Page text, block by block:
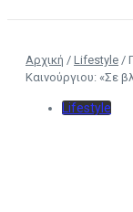
Αρχική / Lifestyle /
Καινούργιου: «Σε
Lifestyle